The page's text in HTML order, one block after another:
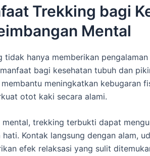
Trekking bagi
Mental
tidak hanya memberikan
bagi kesehatan tubuh dan
meningkatkan kebugaran
otot kaki secara alami.
mental, trekking terbukti dapat
hati. Kontak langsung dengan alam,
efek relaksasi yang sulit